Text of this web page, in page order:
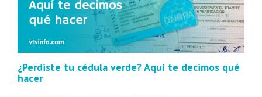
¿Perdiste tu cédula verde? Aquí te decimos qué
hacer